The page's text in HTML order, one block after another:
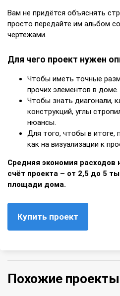
Вам не придётся объяснять
просто передайте им альбом
чертежами.
Для чего проект нужен
Чтобы иметь точные
прочих элементов в доме.
Чтобы знать диагонали,
конструкций, углы
нюансы.
Для того, чтобы в итоге,
как на визуализации к
Средняя экономия расходов
счёт проекта – от 2,5 до 5
площади дома.
Купить проект
Похожие проекты